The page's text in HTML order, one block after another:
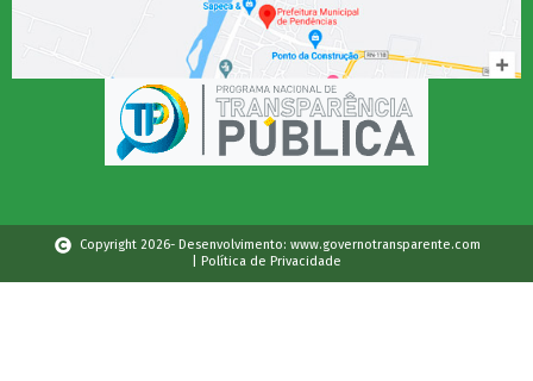
Copyright 2026- Desenvolvimento: www.governotransparente.com
| Política de Privacidade